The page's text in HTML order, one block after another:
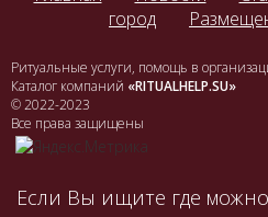
город
Ритуальные услуги, помощь в
Каталог компаний «RITUALHELP.SU»
© 2022-2023
Все права защищены
Если Вы ищите где